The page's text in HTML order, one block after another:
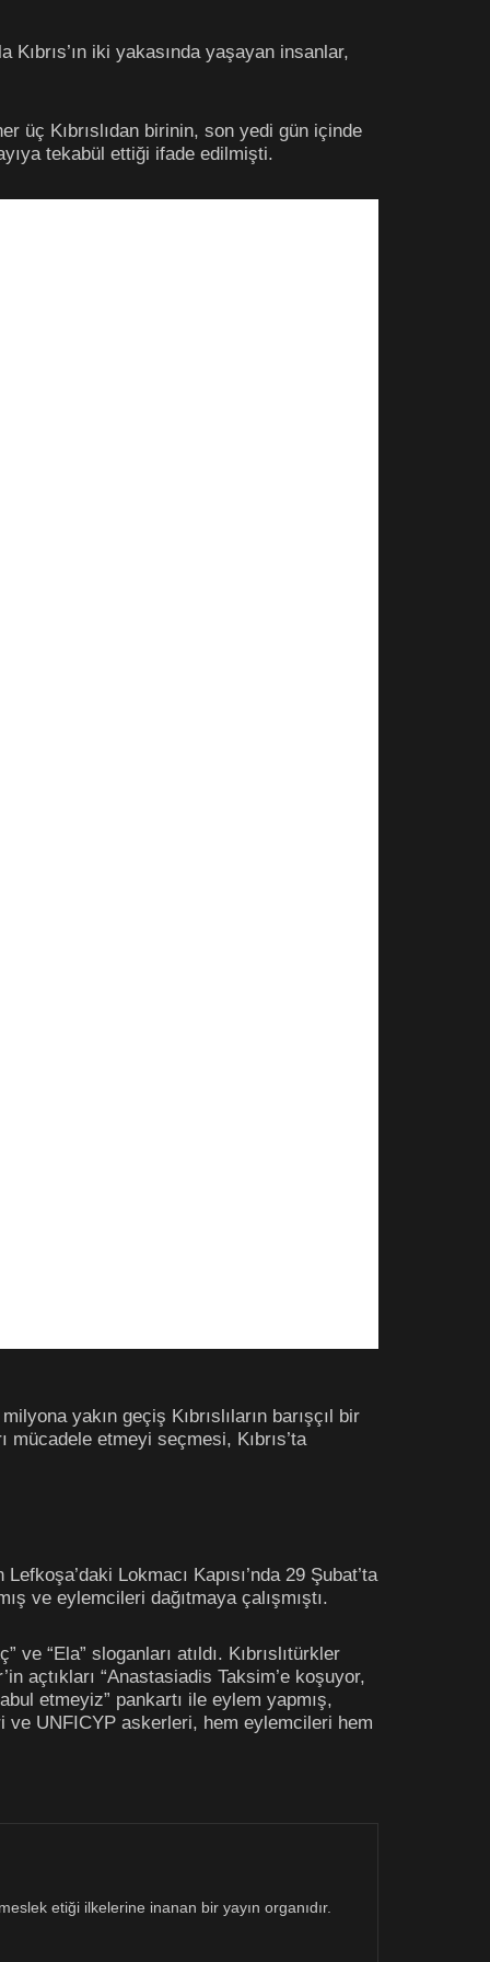
iki yakasında yaşayan insanlar,
üç Kıbrıslıdan birinin, son yedi gün içinde
tekabül ettiği ifade edilmişti.
yakın geçiş Kıbrıslıların barışçıl bir
etmeyi seçmesi, Kıbrıs’ta
Lokmacı Kapısı’nda 29 Şubat’ta
ve eylemcileri dağıtmaya çalışmıştı.
ve “Ela” sloganları atıldı. Kıbrıslıtürkler
açtıkları “Anastasiadis Taksim’e koşuyor,
etmeyiz” pankartı ile eylem yapmış,
ve UNFICYP askerleri, hem eylemcileri hem
etiği ilkelerine inanan bir yayın organıdır.